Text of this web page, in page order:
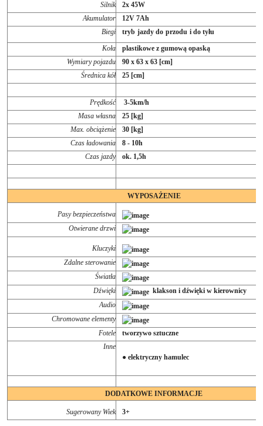
Silnik
2x 45W
Akumulator
12V 7Ah
Biegi
tryb jazdy do przodu i do tyłu
Koła
plastikowe z gumową opaską
Wymiary pojazdu
90 x 63 x 63 [cm]
Średnica kół
25 [cm]
Prędkość
3-5km/h
Masa własna
25 [kg]
Max. obciążenie
30 [kg]
Czas ładowania
8 - 10h
Czas jazdy
ok. 1,5h
WYPOSAŻENIE
Pasy bezpieczeństwa
Otwierane drzwi
Kluczyki
Zdalne sterowanie
Światła
Dźwięki
klakson i dźwięki w kierownicy
Audio
Chromowane elementy
Fotele
tworzywo sztuczne
Inne
● elektryczny hamulec
DODATKOWE INFORMACJE
Sugerowany Wiek 3+